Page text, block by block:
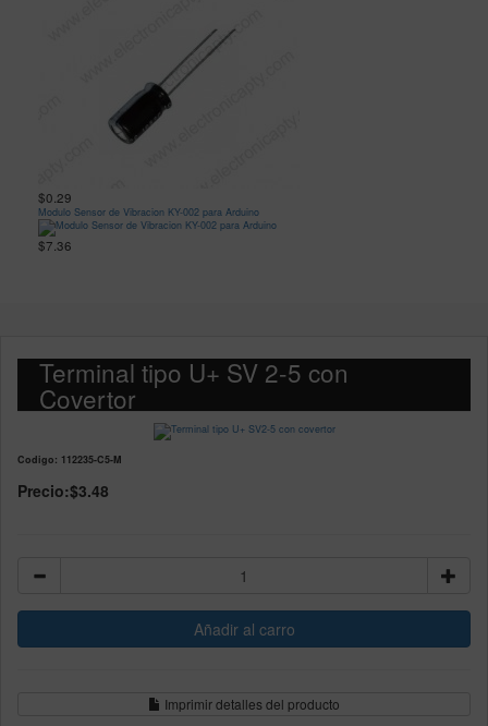
$0.29
Modulo Sensor de Vibracion KY-002 para Arduino
$7.36
Terminal tipo U+ SV 2-5 con
Covertor
Codigo: 112235-C5-M
Precio:$3.48
Imprimir detalles del producto